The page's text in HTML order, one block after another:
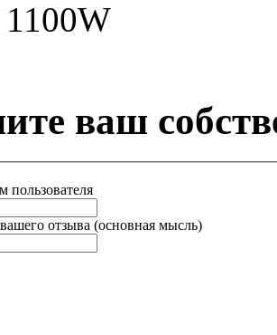
ваш
пользователя
отзыва (основная мысль)